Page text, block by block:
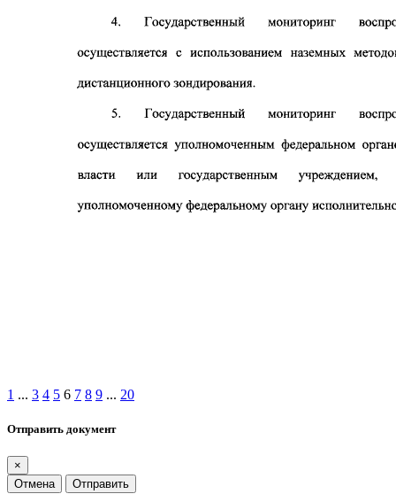
1 ... 3 4 5 6 7 8 9 ... 20
Отправить документ
×
Отмена
Отправить